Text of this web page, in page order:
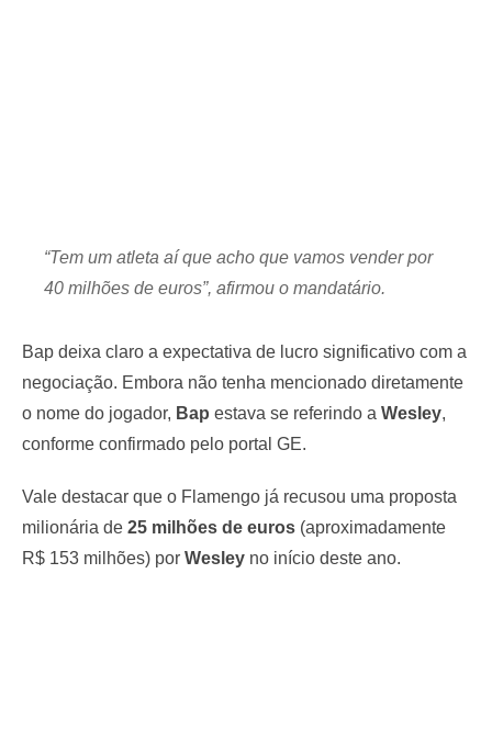
“Tem um atleta aí que acho que vamos vender por
40 milhões de euros”, afirmou o mandatário.
Bap deixa claro a expectativa de lucro significativo com a
negociação. Embora não tenha mencionado diretamente
o nome do jogador, Bap estava se referindo a Wesley,
conforme confirmado pelo portal GE.
Vale destacar que o Flamengo já recusou uma proposta
milionária de 25 milhões de euros (aproximadamente
R$ 153 milhões) por Wesley no início deste ano.